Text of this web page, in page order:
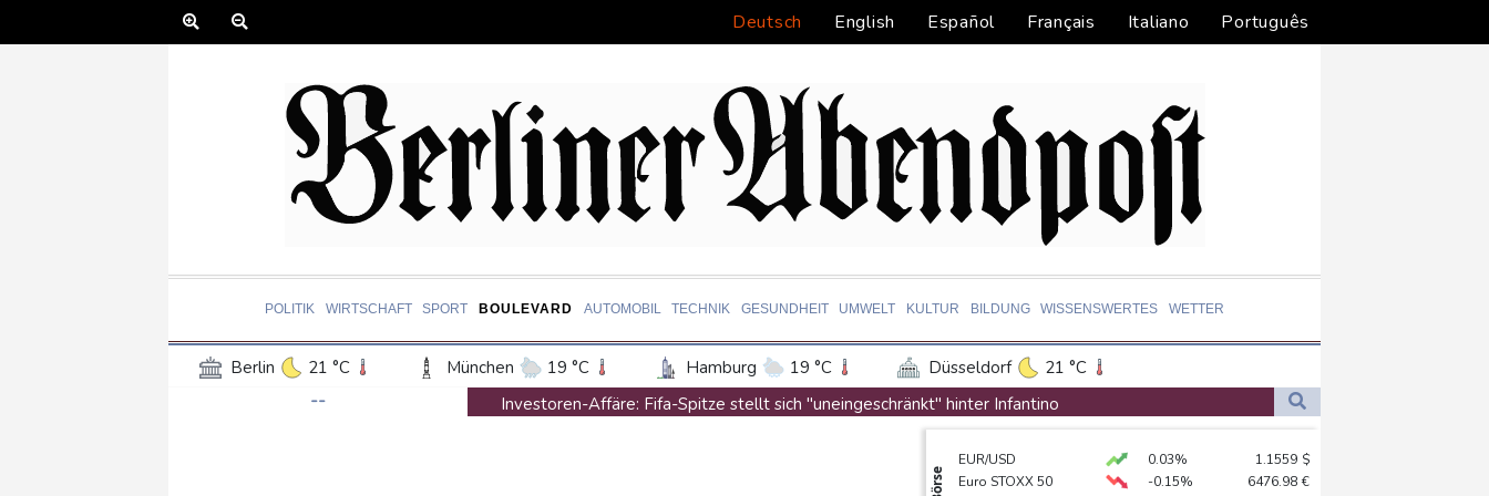
Deutsch English Español Français Italiano Português
POLITIK WIRTSCHAFT SPORT BOULEVARD AUTOMOBIL TECHNIK GESUNDHEIT UMWELT KULTUR BILDUNG WISSENSWERTES WETTER
Berlin 21 °C München 19 °C Hamburg 19 °C Düsseldorf
21 °C
Frankfurt am Main
Potsdam 20 °C Leipzig 22 °C Dortmund
Bremen
Wien
--
Investoren-Affäre: Fifa-Spitze stellt sich "uneingeschränkt" hinter Infantino
Wissenschaftler bestätigen: Schrottteil von SpaceX-Rakete auf Mond eingeschlagen
Börse
EUR/USD 0.03% 1.1559 $
Euro STOXX 50
-0.15% 6476.98 €